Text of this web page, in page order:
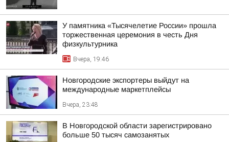
У памятника «Тысячелетие России» прошла
торжественная церемония в честь Дня
физкультурника
Вчера, 19:46
Новгородские экспортеры выйдут на
международные маркетплейсы
Вчера, 23:48
В Новгородской области зарегистрировано
больше 50 тысяч самозанятых